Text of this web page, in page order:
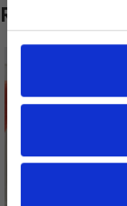
Relaterte